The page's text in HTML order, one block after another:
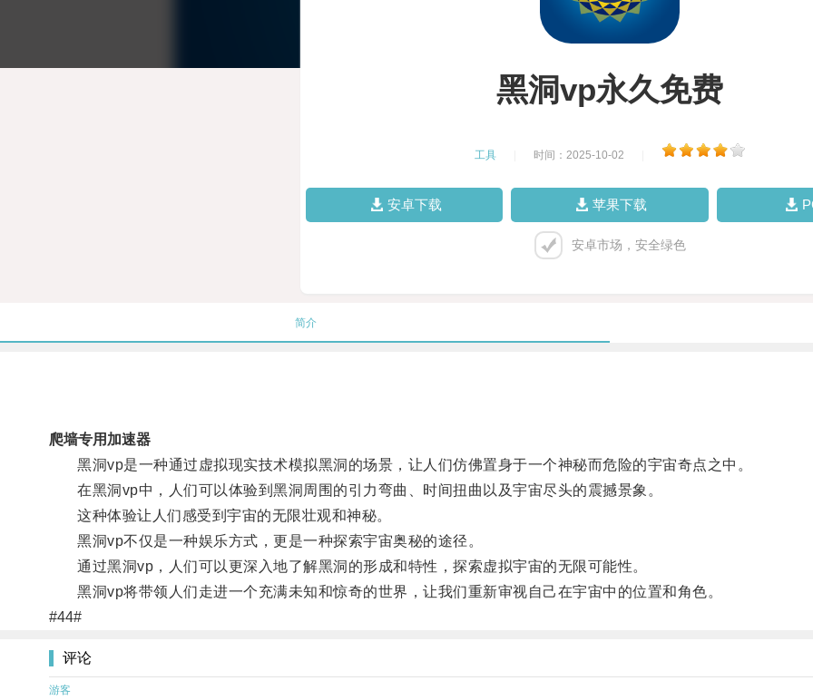
黑洞vp永久免费
工具 时间：2025-10-02
安卓下载 苹果下载
安卓市场，安全绿色
简介
爬墙专用加速器
黑洞vp是一种通过虚拟现实技术模拟黑洞的场景，让人们仿佛置身于一个神秘而危险的宇宙奇点之中。
在黑洞vp中，人们可以体验到黑洞周围的引力弯曲、时间扭曲以及宇宙尽头的震撼景象。
这种体验让人们感受到宇宙的无限壮观和神秘。
黑洞vp不仅是一种娱乐方式，更是一种探索宇宙奥秘的途径。
通过黑洞vp，人们可以更深入地了解黑洞的形成和特性，探索虚拟宇宙的无限可能性。
黑洞vp将带领人们走进一个充满未知和惊奇的世界，让我们重新审视自己在宇宙中的位置和角色。
#44#
评论
游客